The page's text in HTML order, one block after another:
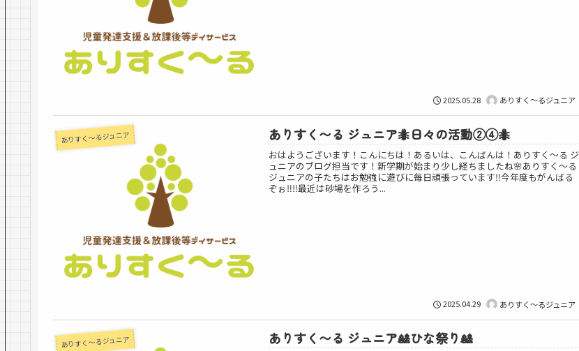
2025.05.28 ありすく～るジュニア
ありすく～るジュニア ありすく〜る ジュニア🐜日々の活動②④🐜
おはようございます！こんにちは！あるいは、こんばんは！ありすく～る ジ
ュニアのブログ担当です！新学期が始まり少し経ちましたね🌸ありすく〜る
ジュニアの子たちはお勉強に遊びに毎日頑張っています‼️今年度もがんばる
ぞぉ‼️‼️最近は砂場を作ろう...
2025.04.29 ありすく～るジュニア
ありすく～るジュニア ありすく〜る ジュニア🎎ひな祭り🎎